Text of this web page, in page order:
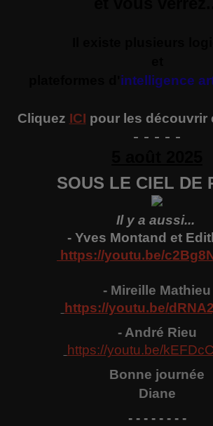
intelligence
Cliquez ICI pour les découvrir
- - - - -
SOUS LE CIEL DE
Il y a aussi...
- Yves Montand et
https://youtu.be/
- Mireille Mathieu
https://youtu.be/
- André Rieu
https://youtu.be/
Bonne journée
Diane
- - - - - - - -